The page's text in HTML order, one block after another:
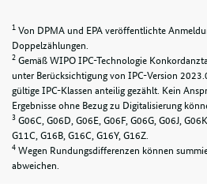
1Von DPMA und EPA veröffentlichte
Doppelzählungen.
2Gemäß WIPO IPC-Technologie
unter Berücksichtigung von IPC-Version
gültige IPC-Klassen anteilig gezählt. Kein
Ergebnisse ohne Bezug zu Digitalisierung
3G06C, G06D, G06E, G06F, G06G, G06J,
G11C, G16B, G16C, G16Y, G16Z.
4Wegen Rundungsdifferenzen können
abweichen.